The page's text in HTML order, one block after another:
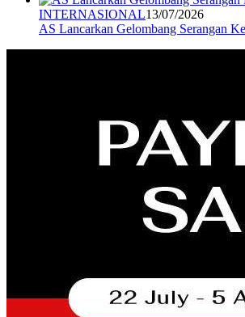
INTERNASIONAL13/07/2026
AS Lancarkan Gelombang Serangan